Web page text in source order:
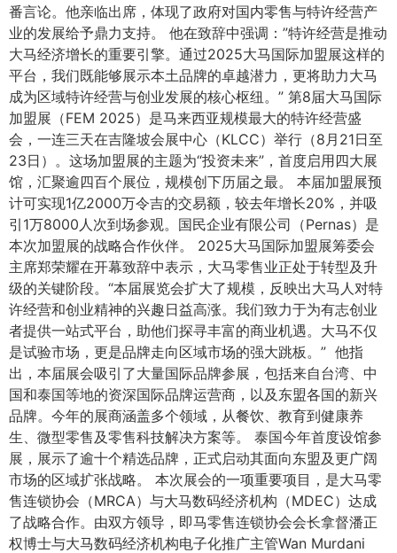
番言论。他亲临出席，体现了政府对国内零售与特许经营产
业的发展给予鼎力支持。 他在致辞中强调：”特许经营是推动
大马经济增长的重要引擎。通过2025大马国际加盟展这样的
平台，我们既能够展示本土品牌的卓越潜力，更将助力大马
成为区域特许经营与创业发展的核心枢纽。” 第8届大马国际
加盟展（FEM 2025）是马来西亚规模最大的特许经营盛
会，一连三天在吉隆坡会展中心（KLCC）举行（8月21日至
23日）。这场加盟展的主题为“投资未来”，首度启用四大展
馆，汇聚逾四百个展位，规模创下历届之最。 本届加盟展预
计可实现1亿2000万令吉的交易额，较去年增长20%，并吸
引1万8000人次到场参观。国民企业有限公司（Pernas）是
本次加盟展的战略合作伙伴。 2025大马国际加盟展筹委会
主席郑荣耀在开幕致辞中表示，大马零售业正处于转型及升
级的关键阶段。“本届展览会扩大了规模，反映出大马人对特
许经营和创业精神的兴趣日益高涨。我们致力于为有志创业
者提供一站式平台，助他们探寻丰富的商业机遇。大马不仅
是试验市场，更是品牌走向区域市场的强大跳板。” 他指
出，本届展会吸引了大量国际品牌参展，包括来自台湾、中
国和泰国等地的资深国际品牌运营商，以及东盟各国的新兴
品牌。今年的展商涵盖多个领域，从餐饮、教育到健康养
生、微型零售及零售科技解决方案等。 泰国今年首度设馆参
展，展示了逾十个精选品牌，正式启动其面向东盟及更广阔
市场的区域扩张战略。 本次展会的一项重要项目，是大马零
售连锁协会（MRCA）与大马数码经济机构（MDEC）达成
了战略合作。由双方领导，即马零售连锁协会会长拿督潘正
权博士与大马数码经济机构电子化推广主管Wan Murdani